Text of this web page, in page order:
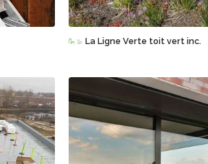
La Ligne Verte toit vert inc.